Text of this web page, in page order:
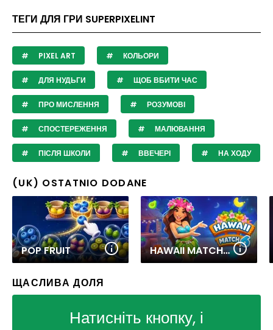
ТЕГИ ДЛЯ ГРИ SUPERPIXELINT
PIXEL ART КОЛЬОРИ
ДЛЯ НУДЬГИ ЩОБ ВБИТИ ЧАС
ПРО МИСЛЕННЯ РОЗУМОВІ
СПОСТЕРЕЖЕННЯ МАЛЮВАННЯ
ПІСЛЯ ШКОЛИ ВВЕЧЕРІ НА ХОДУ
(UK) OSTATNIO DODANE
POP FRUIT HAWAII MATCH 6
ЩАСЛИВА ДОЛЯ
Натисніть кнопку, і